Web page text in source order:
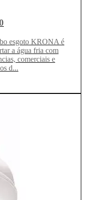
esgoto KRONA é
a água fria com
comerciais e
d...